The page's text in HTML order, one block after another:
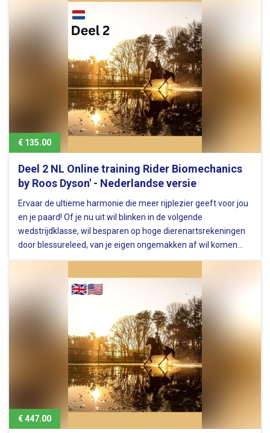
€ 135.00
Deel 2 NL Online training Rider Biomechanics
by Roos Dyson' - Nederlandse versie
Ervaar de ultieme harmonie die meer rijplezier geeft voor jou
en je paard! Of je nu uit wil blinken in de volgende
wedstrijdklasse, wil besparen op hoge dierenartsrekeningen
door blessureleed, van je eigen ongemakken af wil komen
€ 447.00